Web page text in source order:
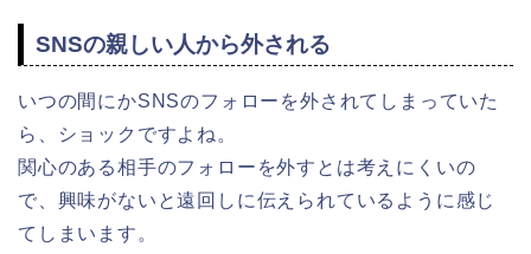
SNSの親しい人から外される
いつの間にかSNSのフォローを外されてしまっていた
ら、ショックですよね。
関心のある相手のフォローを外すとは考えにくいの
で、興味がないと遠回しに伝えられているように感じ
てしまいます。